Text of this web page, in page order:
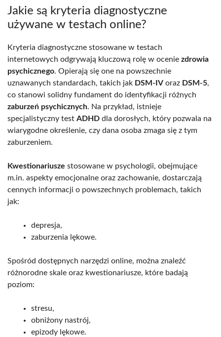
Jakie są kryteria diagnostyczne
używane w testach online?
Kryteria diagnostyczne stosowane w testach
internetowych odgrywają kluczową rolę w ocenie zdrowia
psychicznego. Opierają się one na powszechnie
uznawanych standardach, takich jak DSM-IV oraz DSM-5,
co stanowi solidny fundament do identyfikacji różnych
zaburzeń psychicznych. Na przykład, istnieje
specjalistyczny test ADHD dla dorosłych, który pozwala na
wiarygodne określenie, czy dana osoba zmaga się z tym
zaburzeniem.
Kwestionariusze stosowane w psychologii, obejmujące
m.in. aspekty emocjonalne oraz zachowanie, dostarczają
cennych informacji o powszechnych problemach, takich
jak:
depresja,
zaburzenia lękowe.
Spośród dostępnych narzędzi online, można znaleźć
różnorodne skale oraz kwestionariusze, które badają
poziom:
stresu,
obniżony nastrój,
epizody lękowe.